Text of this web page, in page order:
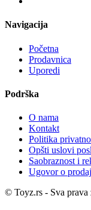
Navigacija
Početna
Prodavnica
Uporedi
Podrška
O nama
Kontakt
Politika
Opšti uslovi
Saobraznost i
Ugovor o
© Toyz.rs - Sva prava